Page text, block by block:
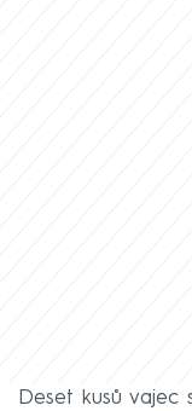
Deset kusů vajec